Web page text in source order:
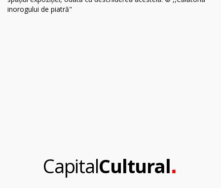
CapitalCultural.